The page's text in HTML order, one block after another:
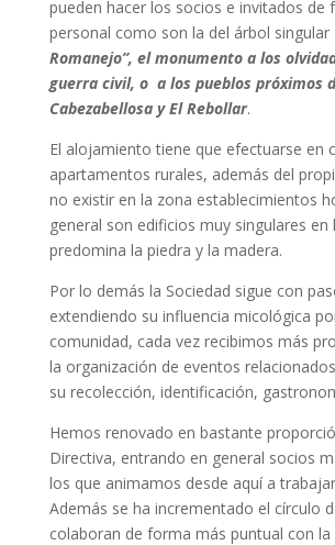
pueden hacer los socios e invitados de
personal como son la del árbol singular
Romanejo”, el monumento a los
guerra civil, o a los pueblos próximos
Cabezabellosa y El Rebollar.
El alojamiento tiene que efectuarse en
apartamentos rurales, además del
no existir en la zona establecimientos
general son edificios muy singulares en
predomina la piedra y la madera.
Por lo demás la Sociedad sigue con
extendiendo su influencia micológica
comunidad, cada vez recibimos más
la organización de eventos
su recolección, identificación,
Hemos renovado en bastante
Directiva, entrando en general socios
los que animamos desde aquí a
Además se ha incrementado el círculo
colaboran de forma más puntual con la